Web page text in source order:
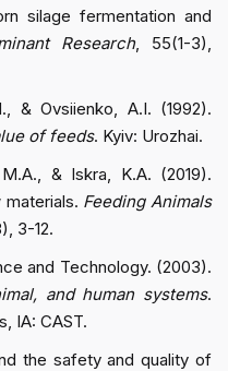
silage fermentation and
Research, 55(1-3),
& Ovsiienko, A.I. (1992).
of feeds. Kyiv: Urozhai.
& Iskra, K.A. (2019).
Feeding Animals
3-12.
and Technology. (2003).
and human systems.
IA: CAST.
the safety and quality of